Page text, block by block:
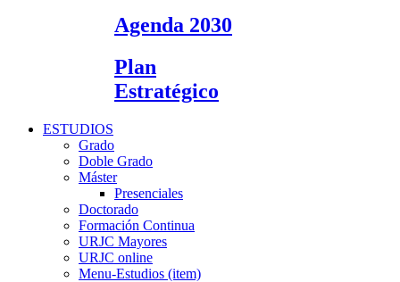
Agenda 2030
Plan
Estratégico
ESTUDIOS
Grado
Doble Grado
Máster
Presenciales
Doctorado
Formación Continua
URJC Mayores
URJC online
Menu-Estudios (item)